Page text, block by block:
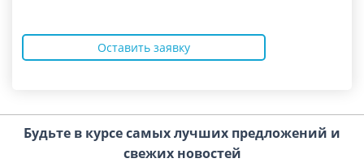
Оставить заявку
Будьте в курсе самых лучших предложений и
свежих новостей